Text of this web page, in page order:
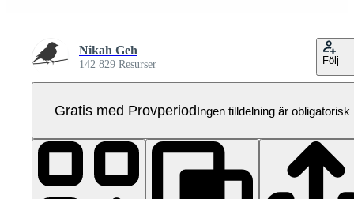
Nikah Geh
142 829 Resurser Följ
Gratis med ProvperiodIngen tilldelning är obligatorisk